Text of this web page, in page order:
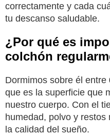
correctamente y cada
tu descanso saludable.
¿Por qué es
colchón
Dormimos sobre él entre
que es la superficie que
nuestro cuerpo. Con el
humedad, polvo y restos
la calidad del sueño.